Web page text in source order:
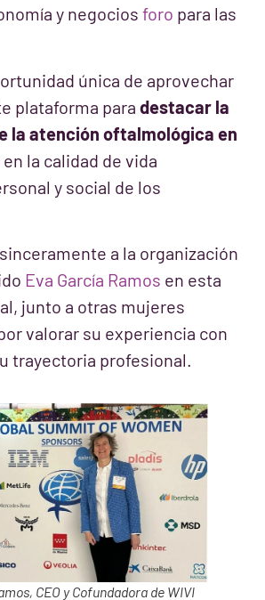
y negocios foro para las
única de aprovechar
plataforma para destacar la
la atención oftalmológica en
en la calidad de vida
y social de los
a la organización
Eva García Ramos en esta
junto a otras mujeres
valorar su experiencia con
trayectoria profesional.
CEO y Cofundadora de WIVI